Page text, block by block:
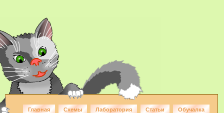
Главная Схемы Лаборатория Статьи Обучалка